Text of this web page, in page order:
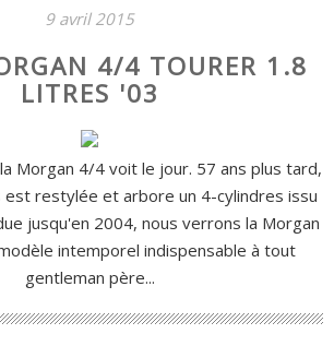
9 avril 2015
4/4 TOURER 1.8
LITRES '03
Morgan 4/4 voit le jour. 57 ans plus tard,
est restylée et arbore un 4-cylindres issu
jusqu'en 2004, nous verrons la Morgan
intemporel indispensable à tout
gentleman père...